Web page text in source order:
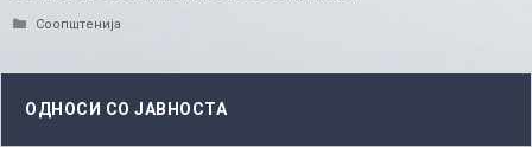
Categories
Соопштенија
ОДНОСИ СО ЈАВНОСТА